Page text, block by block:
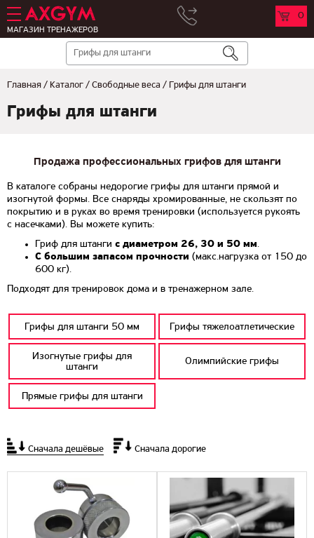
МАГАЗИН ТРЕНАЖЕРОВ
0
Главная / Каталог / Свободные веса / Грифы для штанги
Грифы для штанги
Продажа профессиональных грифов для штанги
В каталоге собраны недорогие грифы для штанги прямой и
изогнутой формы. Все снаряды хромированные, не скользят по
покрытию и в руках во время тренировки (используется рукоять
с насечками). Вы можете купить:
Гриф для штанги с диаметром 26, 30 и 50 мм.
С большим запасом прочности (макс.нагрузка от 150 до
600 кг).
Подходят для тренировок дома и в тренажерном зале.
Грифы для штанги 50 мм Грифы тяжелоатлетические
Изогнутые грифы для
штанги
Олимпийские грифы
Прямые грифы для штанги
Сначала дешёвые Сначала дорогие